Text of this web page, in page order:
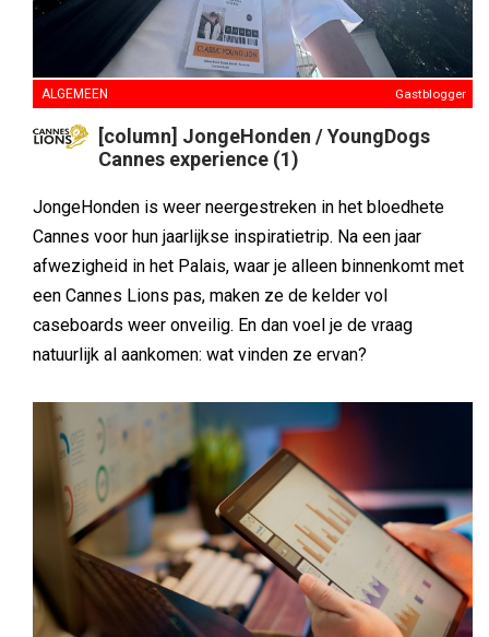
ALGEMEEN Gastblogger
[column] JongeHonden / YoungDogs
Cannes experience (1)
JongeHonden is weer neergestreken in het bloedhete
Cannes voor hun jaarlijkse inspiratietrip. Na een jaar
afwezigheid in het Palais, waar je alleen binnenkomt met
een Cannes Lions pas, maken ze de kelder vol
caseboards weer onveilig. En dan voel je de vraag
natuurlijk al aankomen: wat vinden ze ervan?